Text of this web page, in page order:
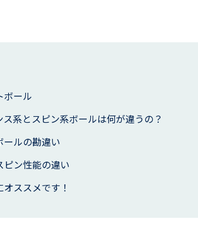
ボール
ス系とスピン系ボールは何が違うの？
ールの勘違い
ピン性能の違い
ススメです！